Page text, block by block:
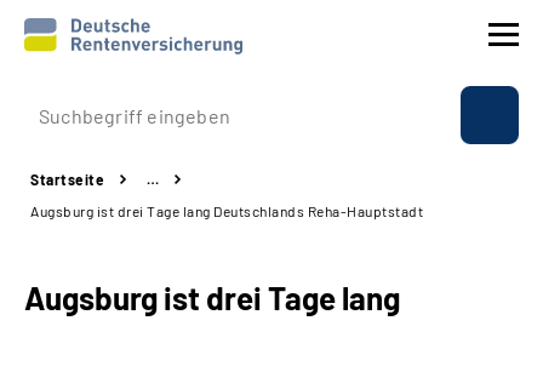
Prävention
Reha
Startseite
…
Augsburg ist drei Tage lang Deutschlands Reha-Hauptstadt
Augsburg ist drei Tage lang